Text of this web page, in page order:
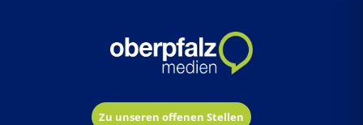
Zu unseren offenen Stellen